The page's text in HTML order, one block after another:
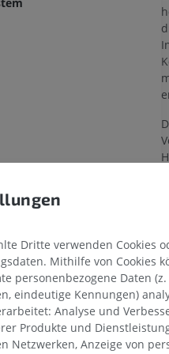
MRT der oberen
MRT
PREMIUM
MRT des Ellenbogens
MRT
PREMIUM
Dritte verwenden Cookies
Mithilfe von Cookies
personenbezogene Daten
eindeutige Kennungen)
Analyse und
Produkte und
Netzwerken, Anzeige von